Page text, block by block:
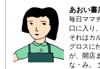
あおい
毎日ママ
口に入り
それはカ
グロスに
が、開店
な・み。